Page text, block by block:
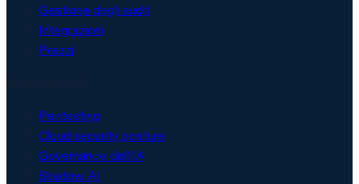
Gestione degli audit
Integrazioni
Prezzi
Pentesting
Cloud security posture
Governance dell'IA
Shadow AI